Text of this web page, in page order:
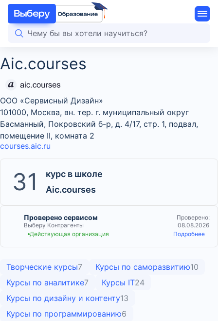
Aic.courses
ООО «Сервисный Дизайн»
101000, Москва, вн. тер. г. муниципальный округ
Басманный, Покровский б-р, д. 4/17, стр. 1, подвал,
помещение II, комната 2
courses.aic.ru
31
курс в школе
Aic.courses
Проверено сервисом
Выберу Контрагенты
Проверено:
08.08.2026
Действующая организация
Подробнее
Творческие курсы7 Курсы по саморазвитию10
Курсы по аналитике7 Курсы IT24
Курсы по дизайну и контенту13
Курсы по программированию6